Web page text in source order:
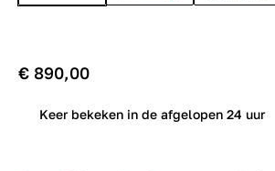
€ 890,00
Keer bekeken in de afgelopen 24 uur